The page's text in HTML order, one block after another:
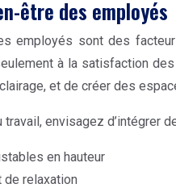
être des employés
employés sont des
à la satisfaction
et de créer des
envisagez d’intégrer
en hauteur
relaxation